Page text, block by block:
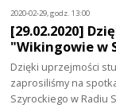
2020-02-29, godz. 13:00
[29.02.2020]
"Wikingowie w
Dzięki uprzejmości
zaprosiliśmy na
Szyrockiego w Radiu